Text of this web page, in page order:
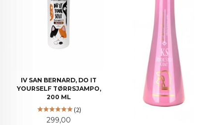
IV SAN BERNARD, DO IT
YOURSELF TØRRSJAMPO,
200 ML
(2)
Pris
299,00